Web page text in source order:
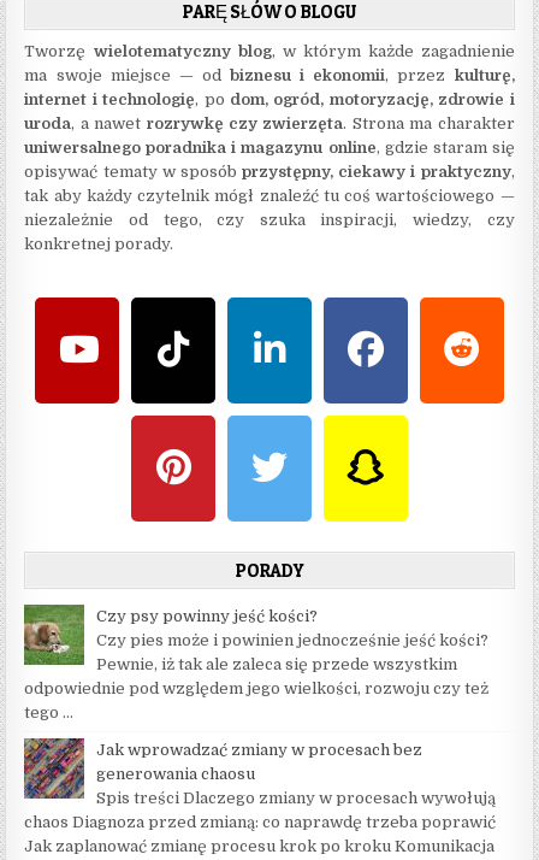
PARĘ SŁÓW O BLOGU
Tworzę wielotematyczny blog, w którym każde zagadnienie
ma swoje miejsce — odbiznesu i ekonomii, przez kulturę,
internet i technologię, po dom, ogród, motoryzację, zdrowie i
uroda, a nawet rozrywkę czy zwierzęta. Strona ma charakter
uniwersalnego poradnika i magazynu online, gdzie staram się
opisywać tematy w sposóbprzystępny, ciekawy i praktyczny,
tak aby każdy czytelnik mógł znaleźć tu coś wartościowego —
niezależnie od tego, czy szuka inspiracji, wiedzy, czy
konkretnej porady.
PORADY
Czy psy powinny jeść kości?
Czy pies może i powinien jednocześnie jeść kości?
Pewnie, iż tak ale zaleca się przede wszystkim
odpowiednie pod względem jego wielkości, rozwoju czy też
tego …
Jak wprowadzać zmiany w procesach bez
generowania chaosu
Spis treści Dlaczego zmiany w procesach wywołują
chaos Diagnoza przed zmianą: co naprawdę trzeba poprawić
Jak zaplanować zmianę procesu krok po kroku Komunikacja